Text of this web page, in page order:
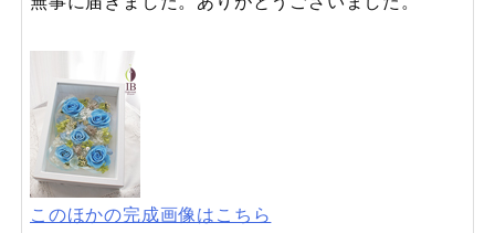
このほかの完成画像はこちら